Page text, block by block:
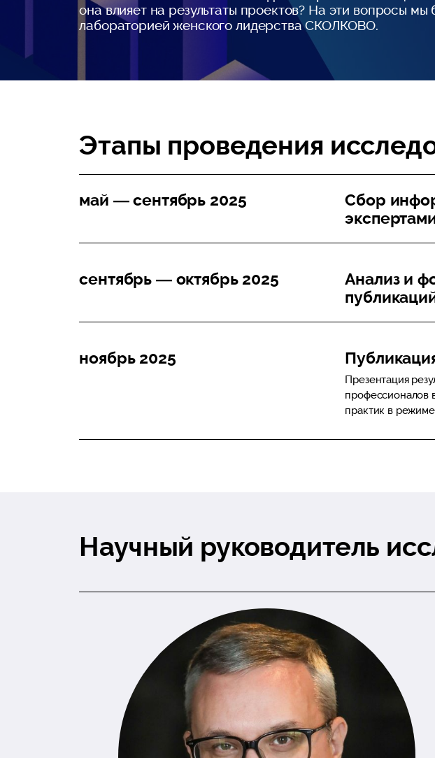
она влияет на результаты проектов? На эти вопросы
лабораторией женского лидерства СКОЛКОВО.
Этапы проведения
май — сентябрь 2025
Сбор
сентябрь — октябрь 2025
Анализ и
ноябрь 2025
Презентация
профессионалов
практик в
Научный руководитель